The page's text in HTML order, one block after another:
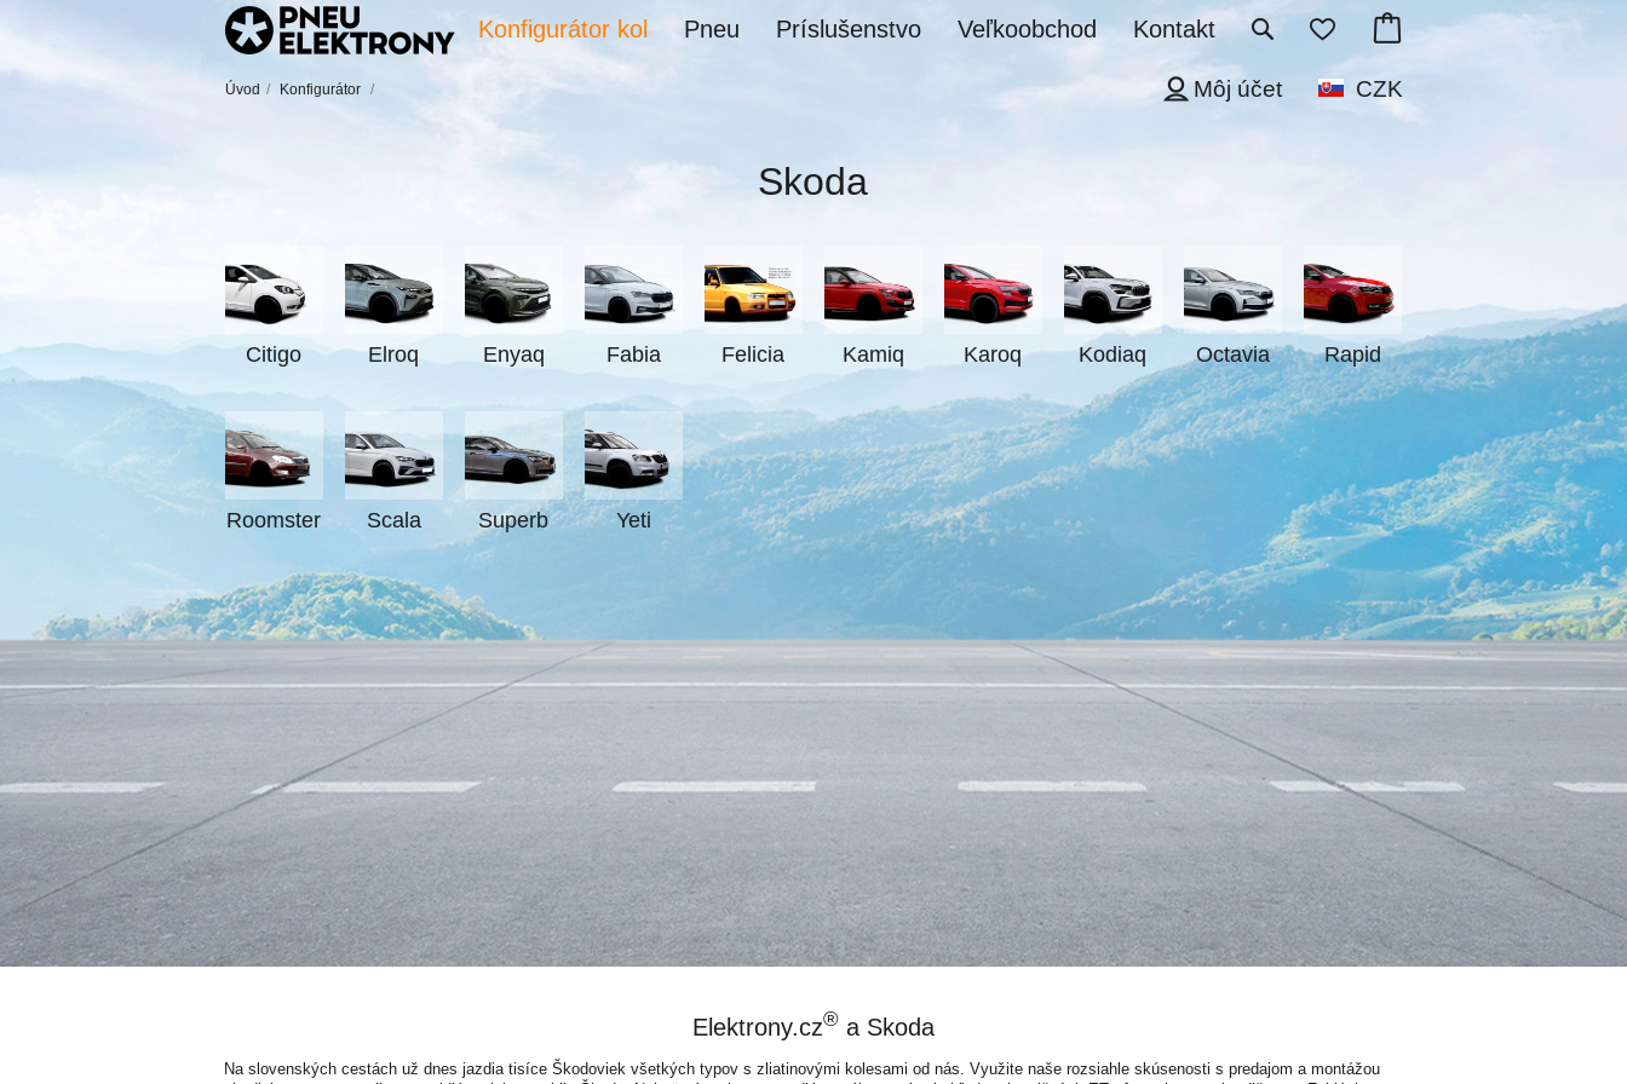
Kontakt
Veľkoobchod
Príslušenstvo
Pneu
Konfigurátor kol
Úvod / Konfigurátor / CZK
Môj účet
Skoda
Citigo Elroq Enyaq Fabia Felicia Kamiq Karoq Kodiaq Octavia Rapid
Roomster Scala Superb Yeti
Elektrony.cz® a Skoda
Na slovenských cestách už dnes jazdia tisíce Škodoviek všetkých typov s zliatinovými kolesami od nás. Využite naše rozsiahle skúsenosti s predajom a montážou